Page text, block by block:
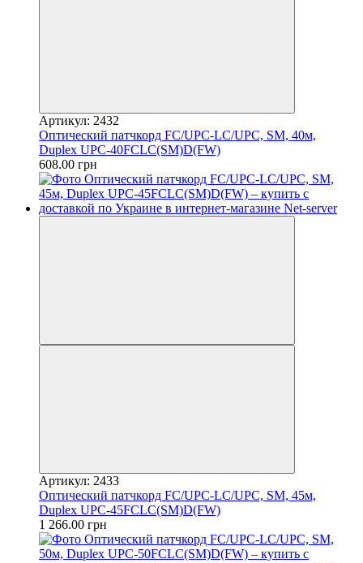
Артикул: 2432
Оптический патчкорд FC/UPC-LC/UPC, SM, 40м,
Duplex UPC-40FCLC(SM)D(FW)
608.00 грн
Артикул: 2433
Оптический патчкорд FC/UPC-LC/UPC, SM, 45м,
Duplex UPC-45FCLC(SM)D(FW)
1 266.00 грн